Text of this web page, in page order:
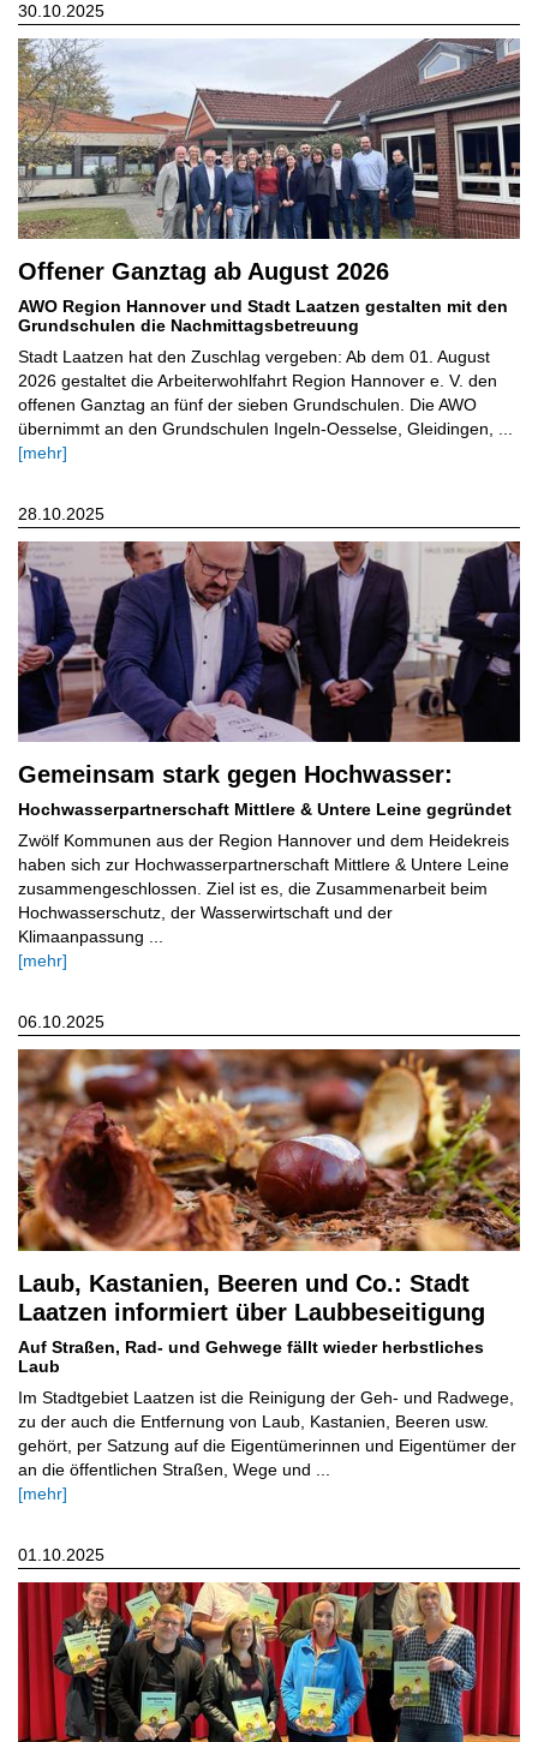
Offener Ganztag ab August 2026
AWO Region Hannover und Stadt Laatzen gestalten mit den
Grundschulen die Nachmittagsbetreuung
Stadt Laatzen hat den Zuschlag vergeben: Ab dem 01. August
2026 gestaltet die Arbeiterwohlfahrt Region Hannover e. V. den
offenen Ganztag an fünf der sieben Grundschulen. Die AWO
übernimmt an den Grundschulen Ingeln-Oesselse, Gleidingen, ...
[mehr]
30.10.2025
Gemeinsam stark gegen Hochwasser:
Hochwasserpartnerschaft Mittlere & Untere Leine gegründet
Zwölf Kommunen aus der Region Hannover und dem Heidekreis
haben sich zur Hochwasserpartnerschaft Mittlere & Untere Leine
zusammengeschlossen. Ziel ist es, die Zusammenarbeit beim
Hochwasserschutz, der Wasserwirtschaft und der
Klimaanpassung ...
[mehr]
28.10.2025
Laub, Kastanien, Beeren und Co.: Stadt
Laatzen informiert über Laubbeseitigung
Auf Straßen, Rad- und Gehwege fällt wieder herbstliches
Laub
Im Stadtgebiet Laatzen ist die Reinigung der Geh- und Radwege,
zu der auch die Entfernung von Laub, Kastanien, Beeren usw.
gehört, per Satzung auf die Eigentümerinnen und Eigentümer der
an die öffentlichen Straßen, Wege und ...
[mehr]
06.10.2025
01.10.2025